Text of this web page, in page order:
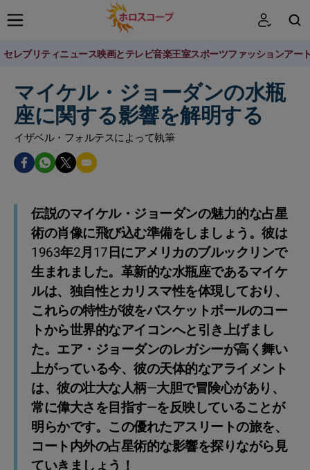
セレブリティニュース映画とテレビ音楽王室スポーツファッションアー
マイケル・ジョーダンの水瓶
座に関する影響を解明する
イザベル・フォルテスによって執筆
伝説のマイケル・ジョーダンの魅力的な占星
術の肖像に飛び込む準備をしましょう。彼は
1963年2月17日にアメリカのブルックリンで
生まれました。革新的な水瓶座であるマイケ
ルは、独自性とカリスマ性を体現しており、
これらの特性が彼をバスケットボールのコー
トから世界的なアイコンへと引き上げまし
た。エア・ジョーダンのレガシーが高く舞い
上がっている今、彼の天体的なアライメント
は、彼の壮大な人柄—大胆で冒険心があり、
常に偉大さを目指す—を反映していることが
明らかです。この優れたアスリートの旅を、
コート内外の占星術的な影響を探りながら見
ていきましょう！